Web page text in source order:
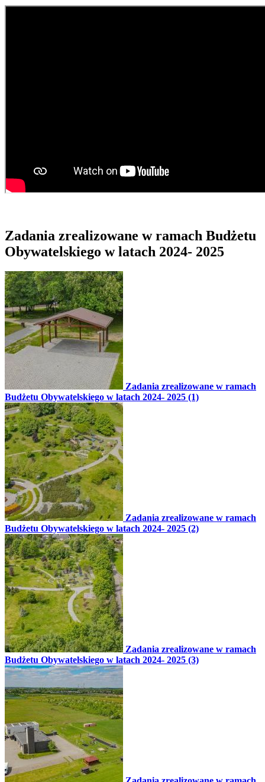
Zadania zrealizowane w ramach Budżetu
Obywatelskiego w latach 2024- 2025
Zadania zrealizowane w ramach
Budżetu Obywatelskiego w latach 2024- 2025 (1)
Zadania zrealizowane w ramach
Budżetu Obywatelskiego w latach 2024- 2025 (2)
Zadania zrealizowane w ramach
Budżetu Obywatelskiego w latach 2024- 2025 (3)